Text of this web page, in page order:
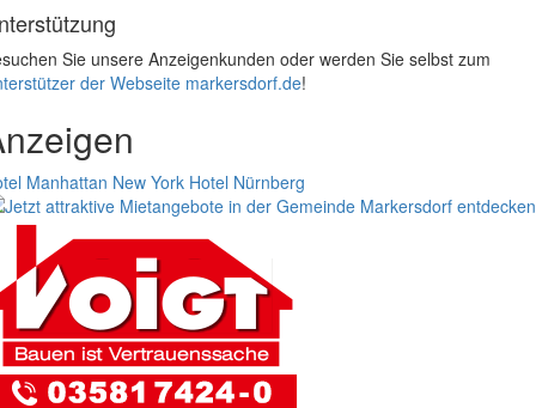
Sie unsere Anzeigenkunden oder werden Sie selbst zum
der Webseite markersdorf.de!
Manhattan New York Hotel Nürnberg